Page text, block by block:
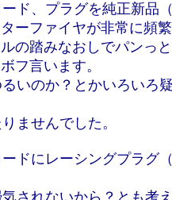
ド、プラグを純正新品
ーファイヤが非常に頻
の踏みなおしでパンっ
フ言います。
いのか？とかいろいろ
ませんでした。
ドにレーシングプラグ
されないから？とも考